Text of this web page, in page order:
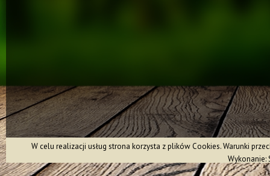
W celu realizacji usług strona korzysta z plików Cookies. Warunki